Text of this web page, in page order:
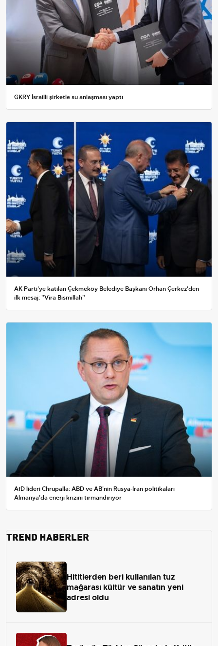
GKRY İsrailli şirketle su anlaşması yaptı
AK Parti'ye katılan Çekmeköy Belediye Başkanı Orhan Çerkez'den
ilk mesaj: "Vira Bismillah"
AfD lideri Chrupalla: ABD ve AB'nin Rusya-İran politikaları
Almanya'da enerji krizini tırmandırıyor
TREND HABERLER
Hititlerden beri kullanılan tuz
mağarası kültür ve sanatın yeni
adresi oldu